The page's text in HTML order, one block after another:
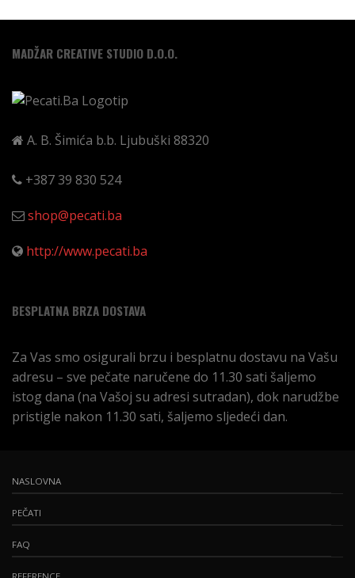
MADŽAR CREATIVE STUDIO D.O.O.
A. B. Šimića b.b. Ljubuški 88320
+387 39 830 524
shop@pecati.ba
http://www.pecati.ba
BESPLATNA BRZA DOSTAVA
Za Vas smo osigurali brzu i besplatnu dostavu na Vašu
adresu – sve pečate naručene do 11.30 sati šaljemo
istog dana (na Vašoj su adresi sutradan), dok narudžbe
pristigle nakon 11.30 sati, šaljemo sljedeći dan.
NASLOVNA
PEČATI
FAQ